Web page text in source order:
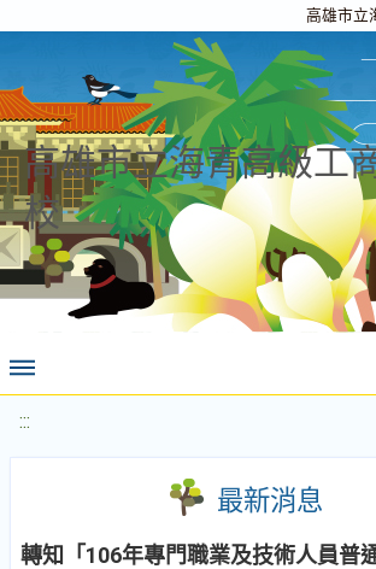
高雄市立
高雄市立海青高級工
校
:::
最新消息
轉知「106年專門職業及技術人員普